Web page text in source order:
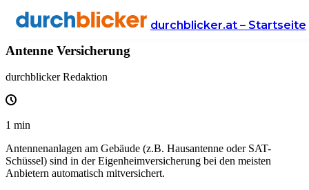
durchblicker.at – Startseite
Wissen Versicherung eigenheimversicherung
Antenne Versicherung
durchblicker Redaktion
1 min
Antennenanlagen am Gebäude (z.B. Hausantenne oder SAT-
Schüssel) sind in der Eigenheimversicherung bei den meisten
Anbietern automatisch mitversichert.